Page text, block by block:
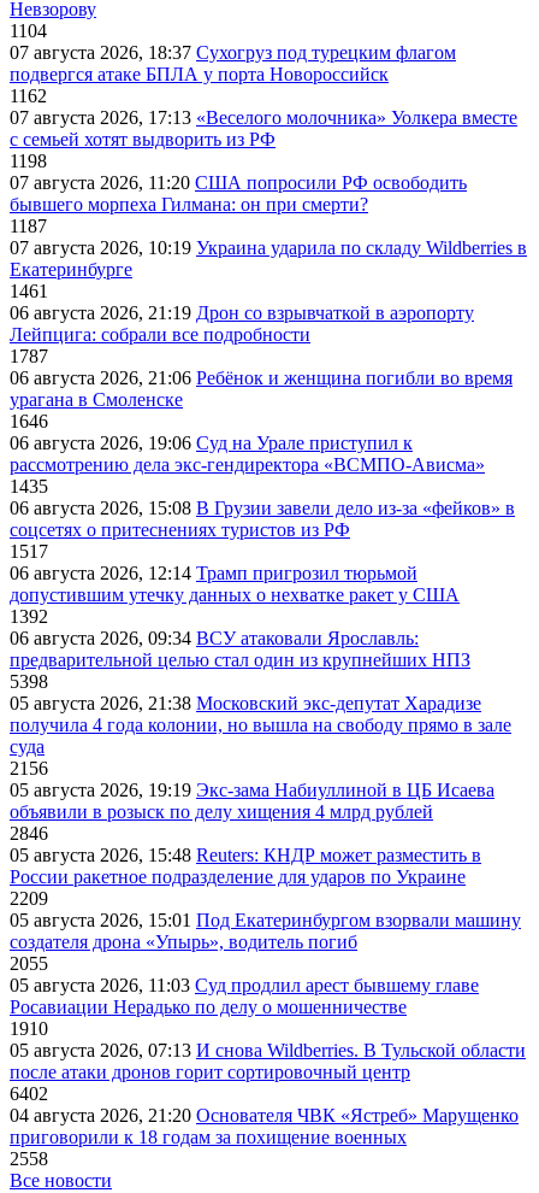
Невзорову
1104
07 августа 2026, 18:37 Сухогруз под турецким флагом
подвергся атаке БПЛА у порта Новороссийск
1162
07 августа 2026, 17:13 «Веселого молочника» Уолкера вместе
с семьей хотят выдворить из РФ
1198
07 августа 2026, 11:20 США попросили РФ освободить
бывшего морпеха Гилмана: он при смерти?
1187
07 августа 2026, 10:19 Украина ударила по складу Wildberries в
Екатеринбурге
1461
06 августа 2026, 21:19 Дрон со взрывчаткой в аэропорту
Лейпцига: собрали все подробности
1787
06 августа 2026, 21:06 Ребёнок и женщина погибли во время
урагана в Смоленске
1646
06 августа 2026, 19:06 Суд на Урале приступил к
рассмотрению дела экс-гендиректора «ВСМПО-Ависма»
1435
06 августа 2026, 15:08 В Грузии завели дело из-за «фейков» в
соцсетях о притеснениях туристов из РФ
1517
06 августа 2026, 12:14 Трамп пригрозил тюрьмой
допустившим утечку данных о нехватке ракет у США
1392
06 августа 2026, 09:34 ВСУ атаковали Ярославль:
предварительной целью стал один из крупнейших НПЗ
5398
05 августа 2026, 21:38 Московский экс-депутат Харадизе
получила 4 года колонии, но вышла на свободу прямо в зале
суда
2156
05 августа 2026, 19:19 Экс-зама Набиуллиной в ЦБ Исаева
объявили в розыск по делу хищения 4 млрд рублей
2846
05 августа 2026, 15:48 Reuters: КНДР может разместить в
России ракетное подразделение для ударов по Украине
2209
05 августа 2026, 15:01 Под Екатеринбургом взорвали машину
создателя дрона «Упырь», водитель погиб
2055
05 августа 2026, 11:03 Суд продлил арест бывшему главе
Росавиации Нерадько по делу о мошенничестве
1910
05 августа 2026, 07:13 И снова Wildberries. В Тульской области
после атаки дронов горит сортировочный центр
6402
04 августа 2026, 21:20 Основателя ЧВК «Ястреб» Марущенко
приговорили к 18 годам за похищение военных
2558
Все новости